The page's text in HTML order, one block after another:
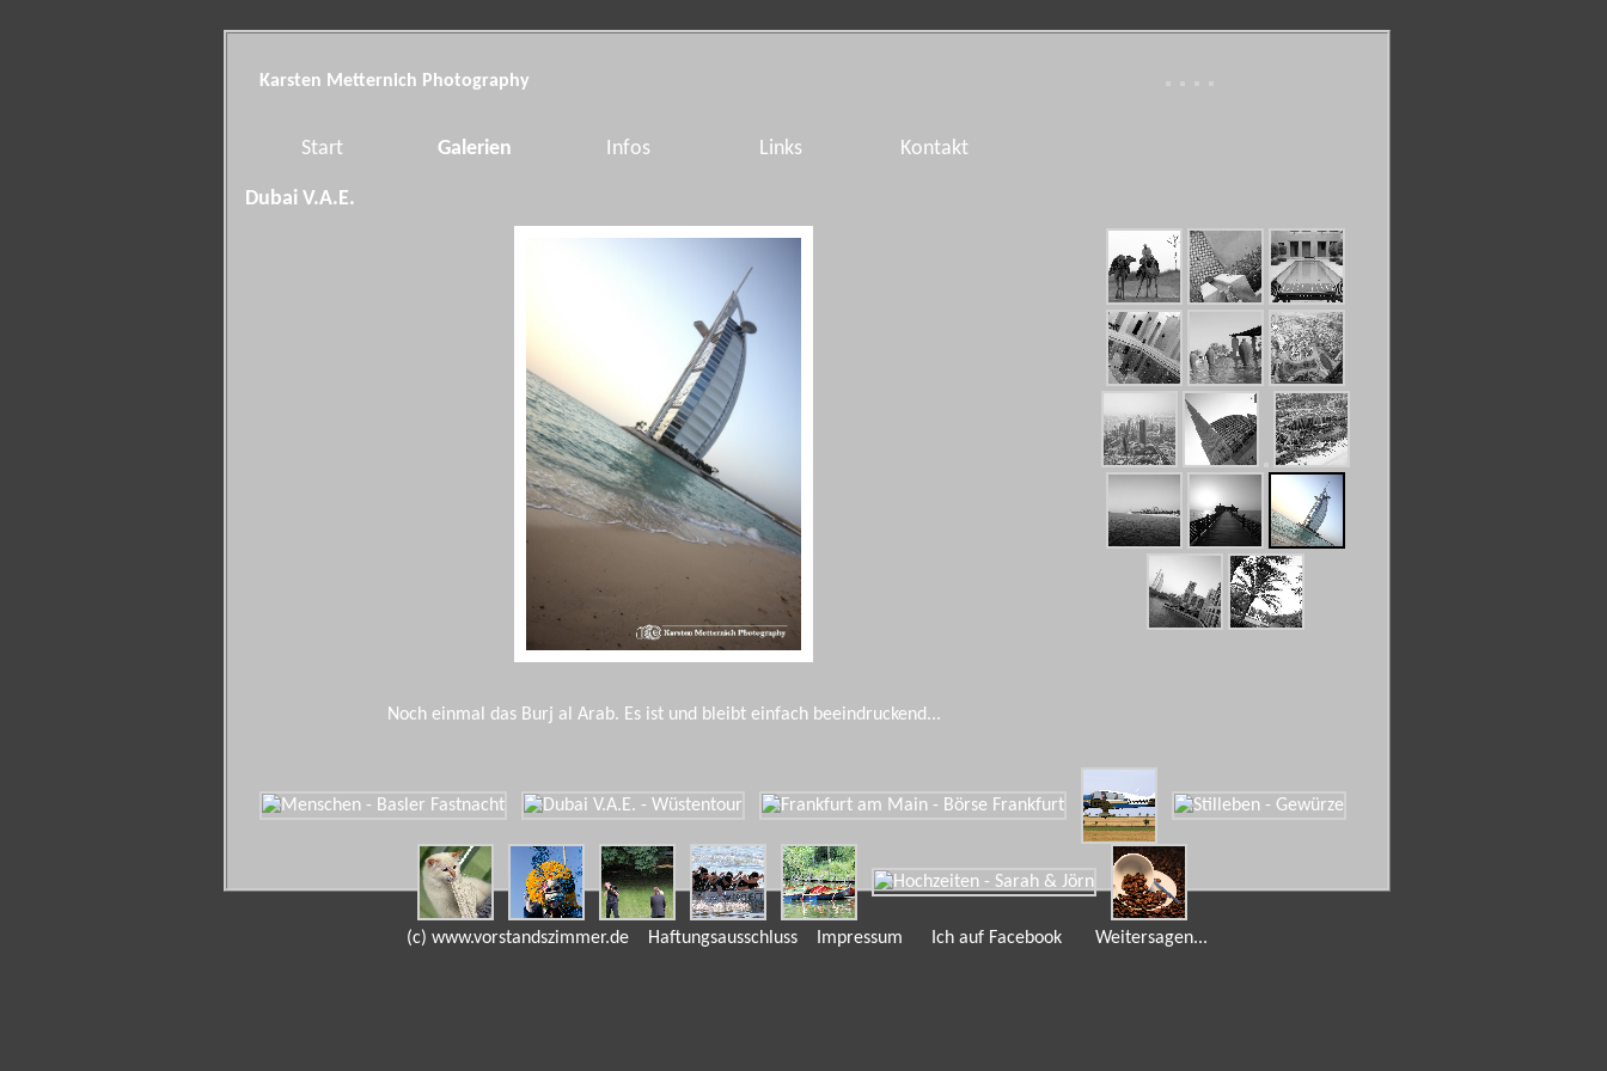
Karsten Metternich Photography
Start Galerien Infos Links Kontakt
Dubai V.A.E.
Noch einmal das Burj al Arab. Es ist und bleibt einfach beeindruckend...
(c) www.vorstandszimmer.de Haftungsausschluss Impressum Ich auf Facebook Weitersagen...